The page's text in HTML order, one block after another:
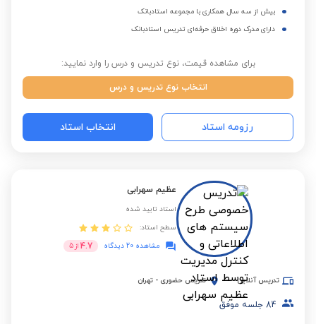
بیش از سه سال همکاری با مجموعه استادبانک
دارای مدرک دوره اخلاق حرفه‌ای تدریس استادبانک
برای مشاهده قیمت، نوع تدریس و درس را وارد نمایید:
انتخاب نوع تدریس و درس
رزومه استاد انتخاب استاد
عظیم سهرابی
استاد تایید شده
سطح استاد:
مشاهده 20 دیدگاه
4.7 از 5
تدریس آنلاین تدریس حضوری - تهران
84 جلسه موفق